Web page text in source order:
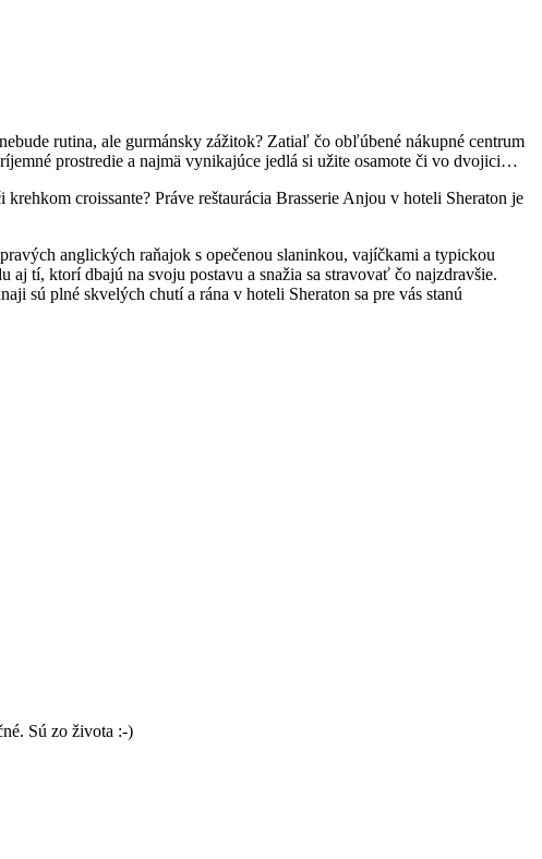
rutina, ale gurmánsky zážitok? Zatiaľ čo obľúbené nákupné centrum
prostredie a najmä vynikajúce jedlá si užite osamote či vo dvojici…
croissante? Práve reštaurácia Brasserie Anjou v hoteli Sheraton je
anglických raňajok s opečenou slaninkou, vajíčkami a typickou
tí, ktorí dbajú na svoju postavu a snažia sa stravovať čo najzdravšie.
sú plné skvelých chutí a rána v hoteli Sheraton sa pre vás stanú
Sú zo života :-)